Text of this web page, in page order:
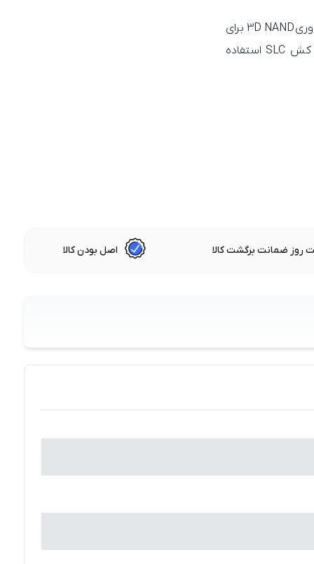
3D NAND برای
کش SLC استفاده
روز ضمانت برگشت کالا اصل بودن کالا